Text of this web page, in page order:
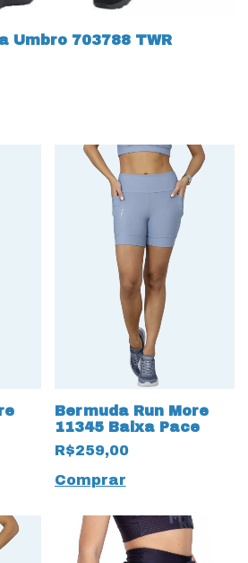
Umbro 703788 TWR
Bermuda Run More
11345 Baixa Pace
R$259,00
Comprar